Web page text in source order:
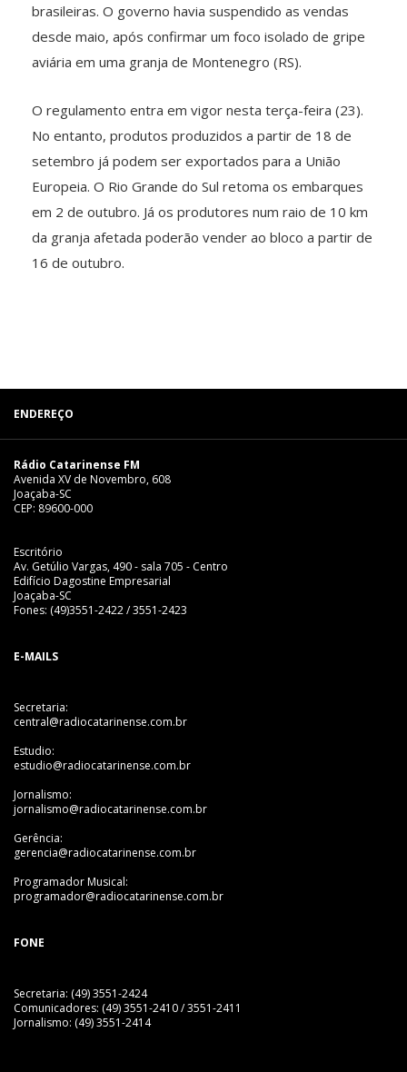
brasileiras. O governo havia suspendido as vendas
desde maio, após confirmar um foco isolado de gripe
aviária em uma granja de Montenegro (RS).
O regulamento entra em vigor nesta terça-feira (23).
No entanto, produtos produzidos a partir de 18 de
setembro já podem ser exportados para a União
Europeia. O Rio Grande do Sul retoma os embarques
em 2 de outubro. Já os produtores num raio de 10 km
da granja afetada poderão vender ao bloco a partir de
16 de outubro.
ENDEREÇO
Rádio Catarinense FM
Avenida XV de Novembro, 608
Joaçaba-SC
CEP: 89600-000
Escritório
Av. Getúlio Vargas, 490 - sala 705 - Centro
Edifício Dagostine Empresarial
Joaçaba-SC
Fones: (49)3551-2422 / 3551-2423
E-MAILS
Secretaria:
central@radiocatarinense.com.br
Estudio:
estudio@radiocatarinense.com.br
Jornalismo:
jornalismo@radiocatarinense.com.br
Gerência:
gerencia@radiocatarinense.com.br
Programador Musical:
programador@radiocatarinense.com.br
FONE
Secretaria: (49) 3551-2424
Comunicadores: (49) 3551-2410 / 3551-2411
Jornalismo: (49) 3551-2414